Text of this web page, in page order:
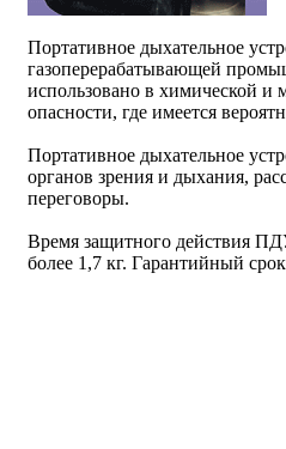
Портативное дыхательное
газоперерабатывающей
использовано в химической
опасности, где имеется
Портативное дыхательное
органов зрения и дыхания,
переговоры.
Время защитного действия
более 1,7 кг. Гарантийный